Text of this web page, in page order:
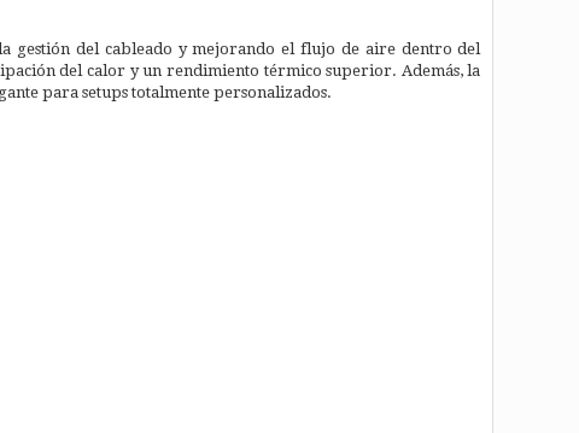
gestión del cableado y mejorando el flujo de aire dentro del
del calor y un rendimiento térmico superior. Además, la
para setups totalmente personalizados.